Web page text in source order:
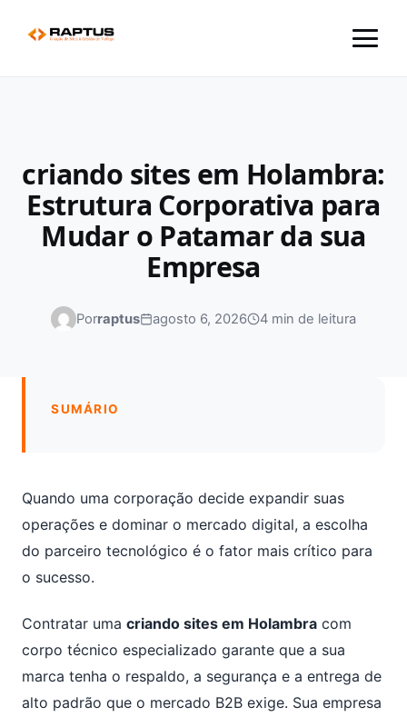
Menu
criando sites em Holambra:
Estrutura Corporativa para
Mudar o Patamar da sua
Empresa
Porraptus agosto 6, 2026 4 min de leitura
SUMÁRIO
Quando uma corporação decide expandir suas
operações e dominar o mercado digital, a escolha
do parceiro tecnológico é o fator mais crítico para
o sucesso.
Contratar uma criando sites em Holambra com
corpo técnico especializado garante que a sua
marca tenha o respaldo, a segurança e a entrega de
alto padrão que o mercado B2B exige. Sua empresa